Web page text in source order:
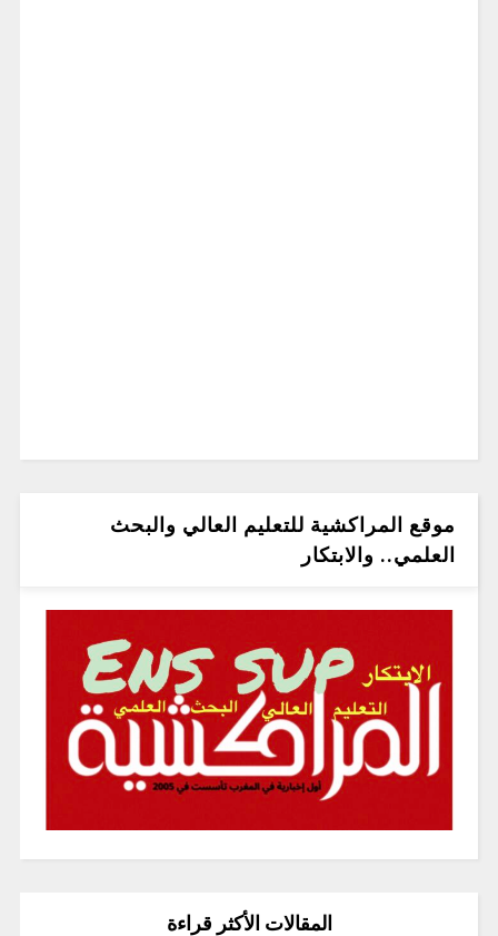
موقع المراكشية للتعليم العالي والبحث
العلمي.. والابتكار
المقالات الأكثر قراءة